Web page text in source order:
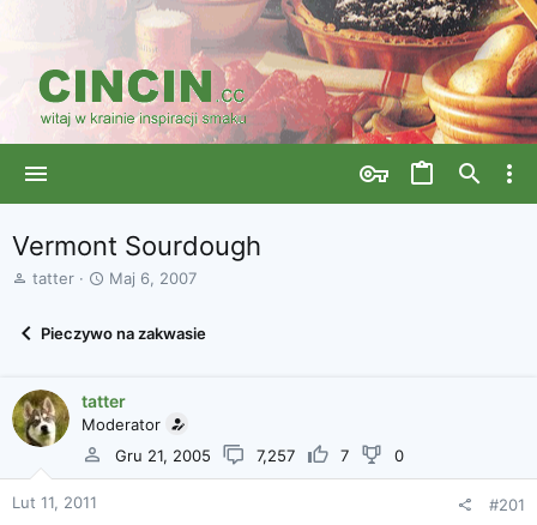
Vermont Sourdough
A
ą
t
k
tatter
D
a
z
p
o
Maj 6, 2007
Pieczywo na zakwasie
tatter
Moderator
Gru 21, 2005
7,257 7 0
Lut 11, 2011 #201